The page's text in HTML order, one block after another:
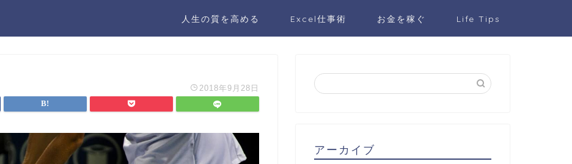
人生の質を高める Excel仕事術 お金を稼ぐ Life Tips
2018年9月28日
アーカイブ